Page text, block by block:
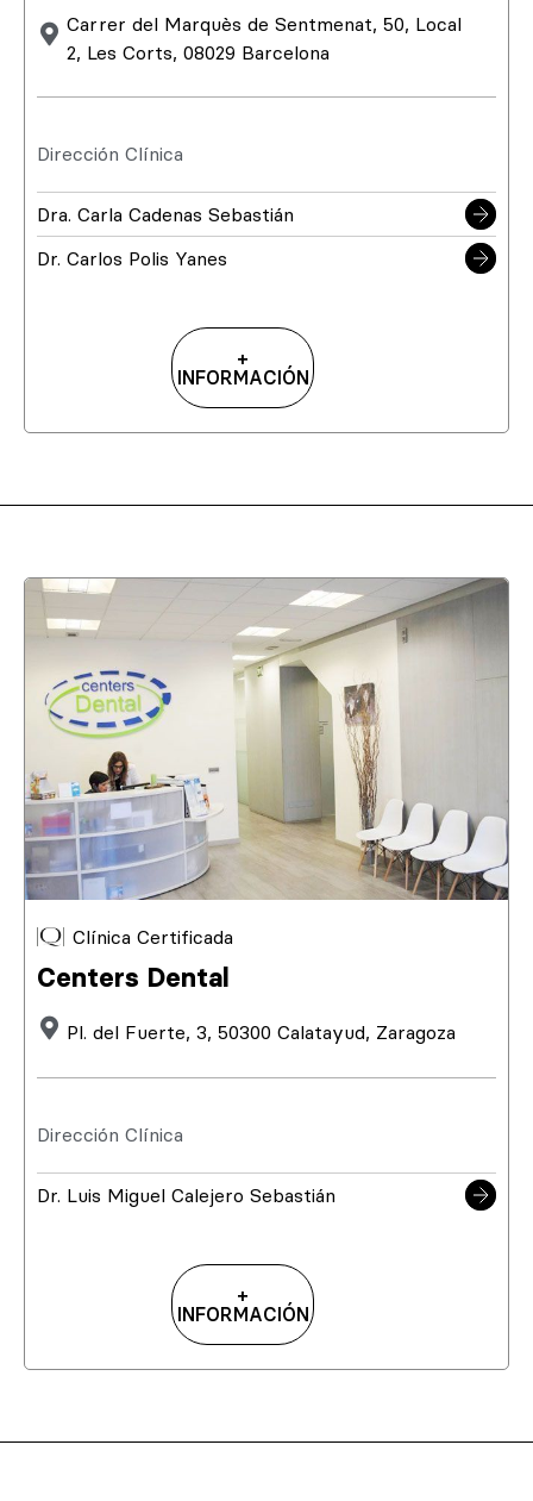
Carrer del Marquès de Sentmenat, 50, Local
2, Les Corts, 08029 Barcelona
Dirección Clínica
Dra. Carla Cadenas Sebastián
Dr. Carlos Polis Yanes
+
INFORMACIÓN
Clínica Certificada
Centers Dental
Pl. del Fuerte, 3, 50300 Calatayud, Zaragoza
Dirección Clínica
Dr. Luis Miguel Calejero Sebastián
+
INFORMACIÓN